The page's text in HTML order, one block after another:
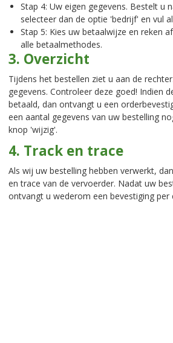
Stap 4: Uw eigen gegevens. Bestelt u
selecteer dan de optie 'bedrijf' en vul
Stap 5: Kies uw betaalwijze en reken
alle betaalmethodes.
3. Overzicht
Tijdens het bestellen ziet u aan de
gegevens. Controleer deze goed! Indien
betaald, dan ontvangt u een
een aantal gegevens van uw bestelling
knop 'wijzig'.
4. Track en trace
Als wij uw bestelling hebben verwerkt,
en trace van de vervoerder. Nadat uw
ontvangt u wederom een bevestiging per